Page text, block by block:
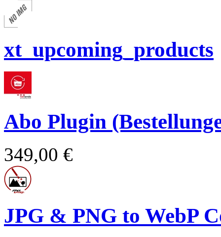
xt_upcoming_products
Abo Plugin
349,00 €
JPG & PNG to WebP